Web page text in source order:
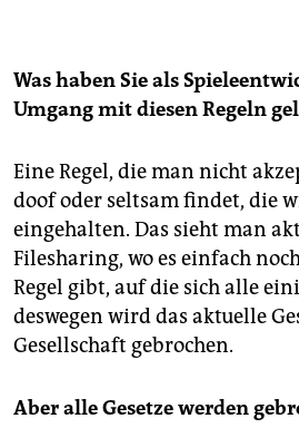
Was haben Sie als
Umgang mit diesen Regeln
Eine Regel, die man nicht
doof oder seltsam findet, die
eingehalten. Das sieht man
Filesharing, wo es einfach
Regel gibt, auf die sich alle
deswegen wird das aktuelle
Gesellschaft gebrochen.
Aber alle Gesetze werden